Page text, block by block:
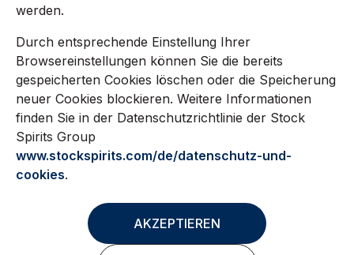
werden.
Durch entsprechende Einstellung Ihrer
Browsereinstellungen können Sie die bereits
gespeicherten Cookies löschen oder die Speicherung
neuer Cookies blockieren. Weitere Informationen
finden Sie in der Datenschutzrichtlinie der Stock
Spirits Group
www.stockspirits.com/de/datenschutz-und-
cookies.
AKZEPTIEREN